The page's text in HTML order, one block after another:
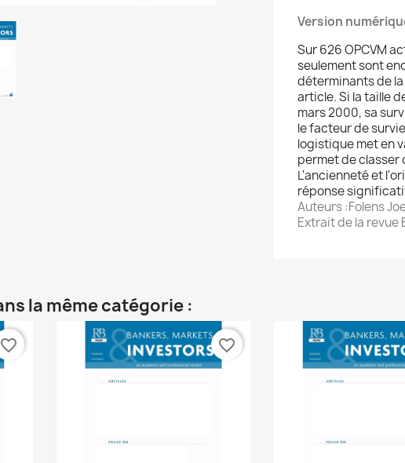
Version
Sur 626 OPCVM
seulement sont
déterminants de
article. Si la taille
mars 2000, sa
le facteur de
logistique met en
permet de classer
L'ancienneté et
réponse
Auteurs :Folens
Extrait de la revue
la même catégorie :
favorite_border favorite_border